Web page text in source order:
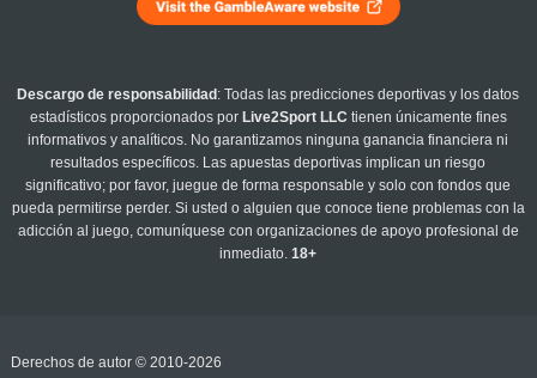
Descargo de responsabilidad : Todas las predicciones deportivas y los datos
estadísticos proporcionados por Live2Sport LLC tienen únicamente fines
informativos y analíticos. No garantizamos ninguna ganancia financiera ni
resultados específicos. Las apuestas deportivas implican un riesgo
significativo; por favor, juegue de forma responsable y solo con fondos que
pueda permitirse perder. Si usted o alguien que conoce tiene problemas con la
adicción al juego, comuníquese con organizaciones de apoyo profesional de
inmediato.18+
Derechos de autor © 2010-2026